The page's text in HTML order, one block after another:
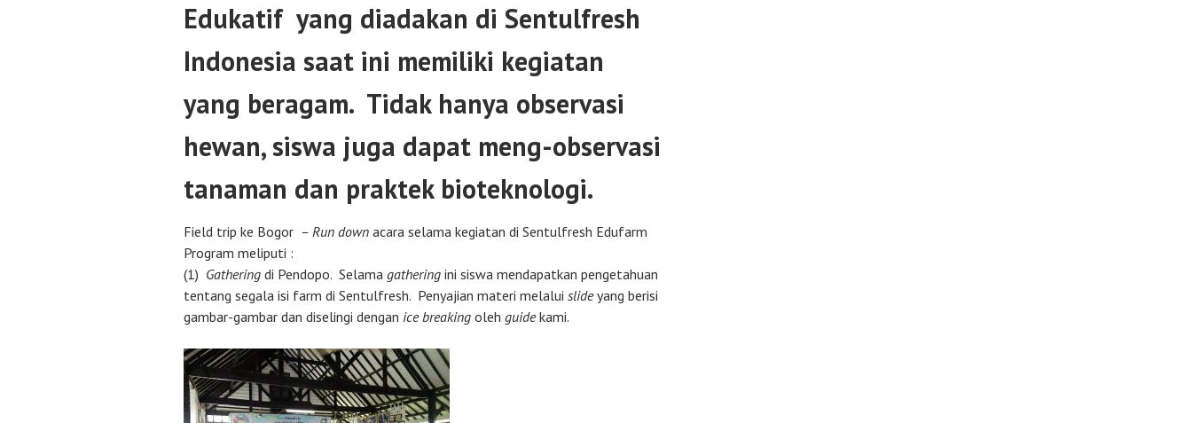
Edukatif yang diadakan di Sentulfresh
Indonesia saat ini memiliki kegiatan
yang beragam. Tidak hanya observasi
hewan, siswa juga dapat meng-observasi
tanaman dan praktek bioteknologi.
Field trip ke Bogor – Run down acara selama kegiatan di Sentulfresh Edufarm
Program meliputi :
(1) Gathering di Pendopo. Selama gathering ini siswa mendapatkan pengetahuan
tentang segala isi farm di Sentulfresh. Penyajian materi melalui slideyang berisi
gambar-gambar dan diselingi dengan ice breaking oleh guidekami.